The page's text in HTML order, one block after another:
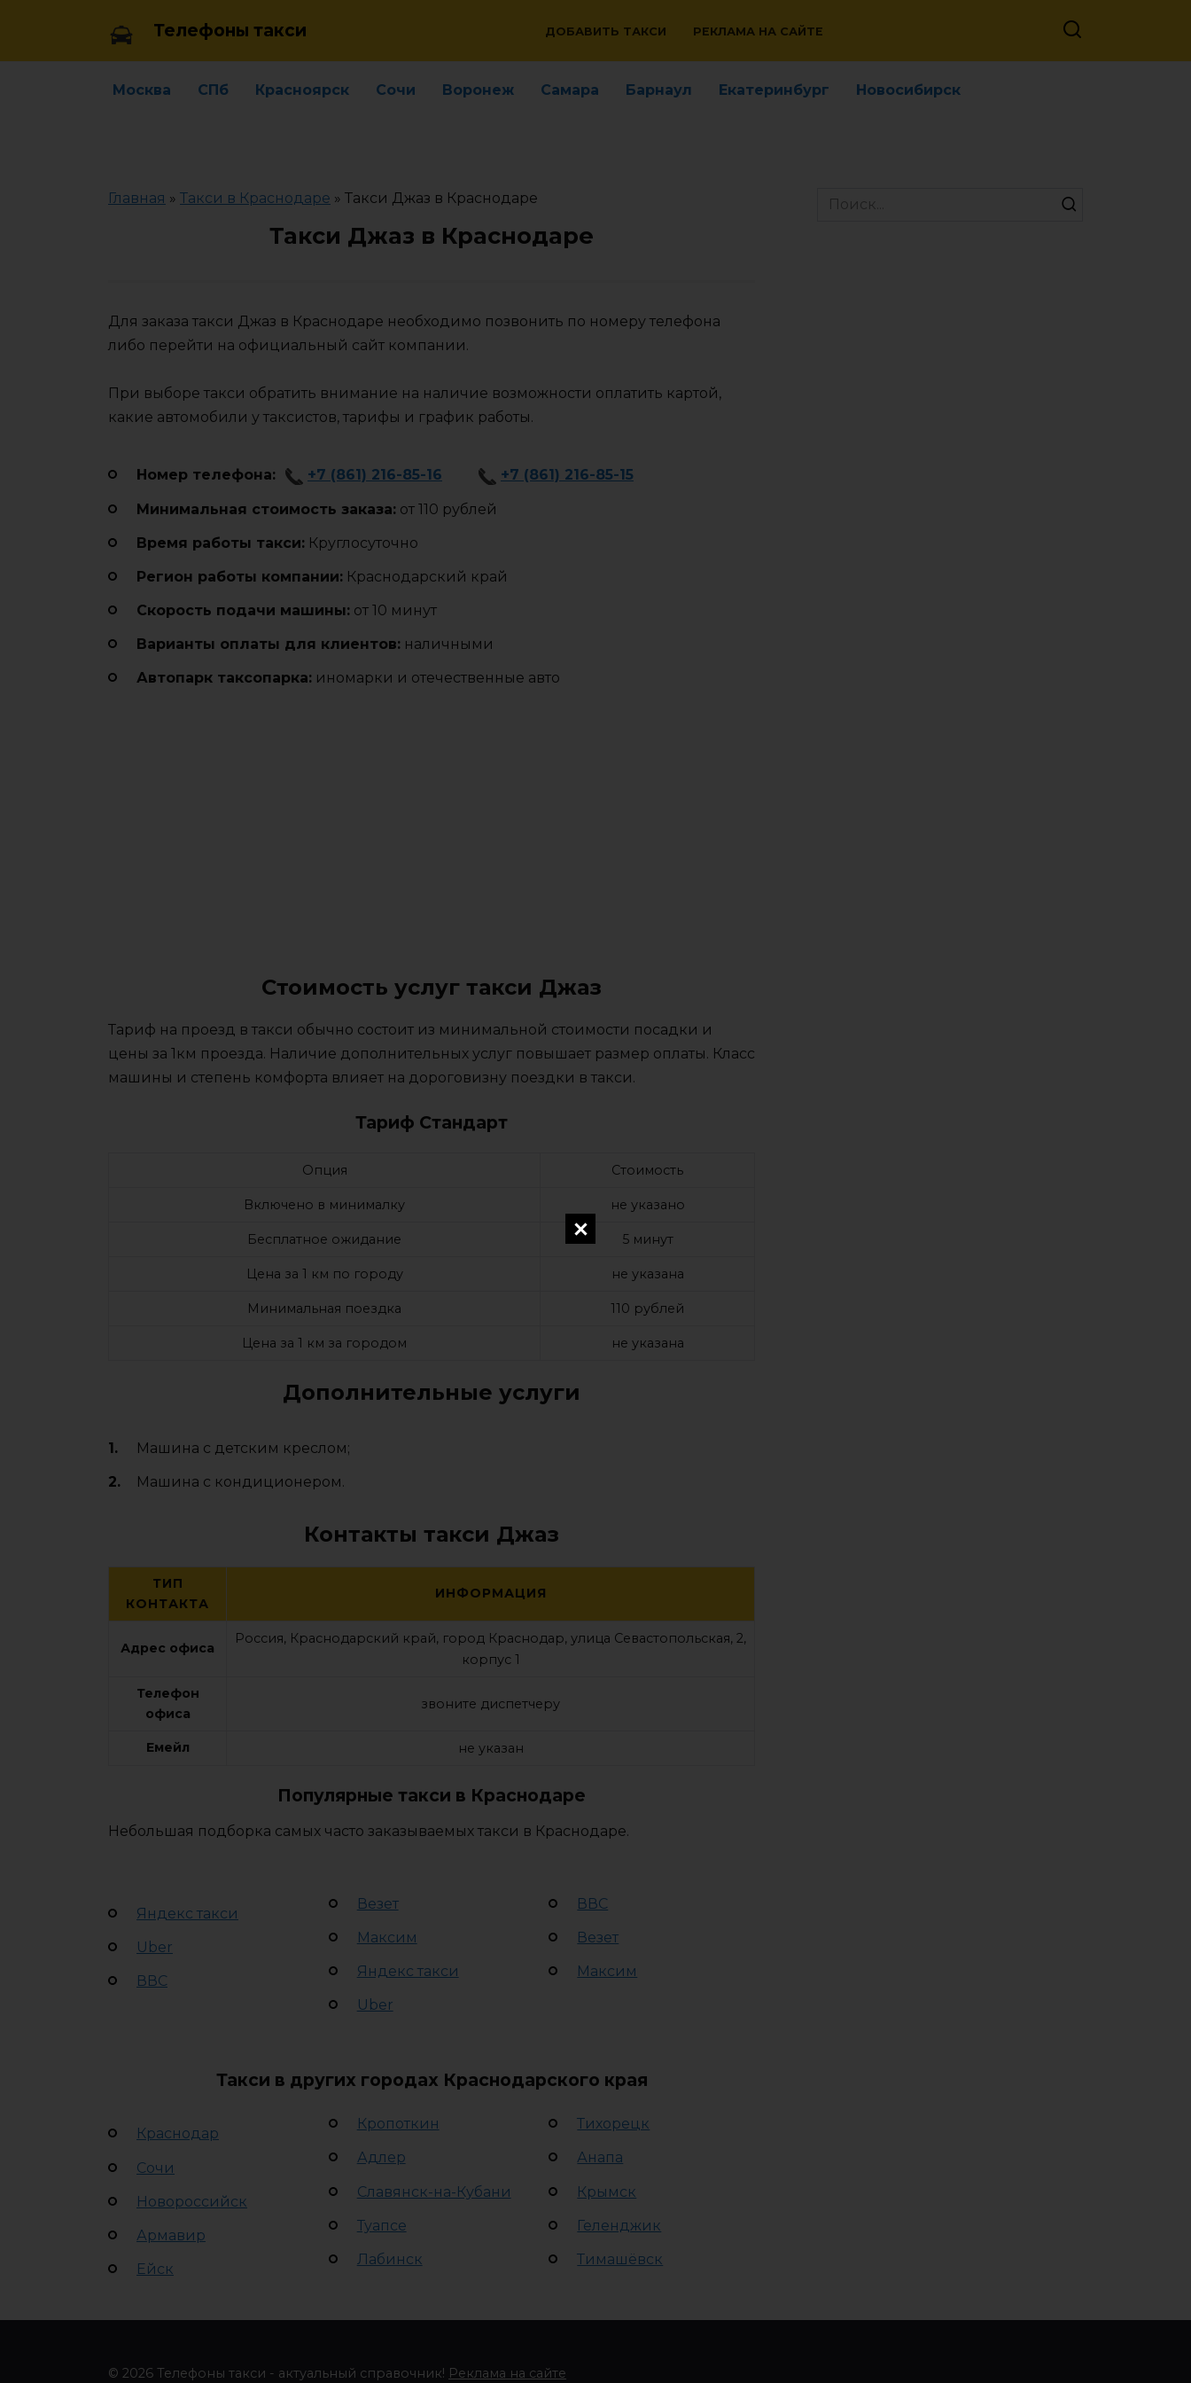
Телефоны такси ДОБАВИТЬ ТАКСИ РЕКЛАМА НА САЙТЕ
Москва СПб Красноярск Сочи Воронеж Самара Барнаул Екатеринбург Новосибирск
Главная » Такси в Краснодаре » Такси Джаз в Краснодаре
Такси Джаз в Краснодаре
Для заказа такси Джаз в Краснодаре необходимо позвонить по номеру телефона
либо перейти на официальный сайт компании.
При выборе такси обратить внимание на наличие возможности оплатить картой,
какие автомобили у таксистов, тарифы и график работы.
Номер телефона: +7 (861) 216-85-16 +7 (861) 216-85-15
Минимальная стоимость заказа: от 110 рублей
Время работы такси: Круглосуточно
Регион работы компании: Краснодарский край
Cкорость подачи машины: от 10 минут
Варианты оплаты для клиентов: наличными
Автопарк таксопарка: иномарки и отечественные авто
Стоимость услуг такси Джаз
Тариф на проезд в такси обычно состоит из минимальной стоимости посадки и
цены за 1км проезда. Наличие дополнительных услуг повышает размер оплаты. Класс
машины и степень комфорта влияет на дороговизну поездки в такси.
Тариф Стандарт
Опция Стоимость
Включено в минималку не указано
Бесплатное ожидание 5 минут
Цена за 1 км по городу не указана
Минимальная поездка 110 рублей
Цена за 1 км за городом не указана
Дополнительные услуги
Машина с детским креслом;
Машина с кондиционером.
Контакты такси Джаз
ТИП
КОНТАКТА
ИНФОРМАЦИЯ
Адрес офиса
Россия, Краснодарский край, город Краснодар, улица Севастопольская, 2,
корпус 1
Телефон
офиса
звоните диспетчеру
Емейл не указан
Популярные такси в Краснодаре
Небольшая подборка самых часто заказываемых такси в Краснодаре.
Яндекс такси
Uber
ВВС
Везет
Максим
Яндекс такси
Uber
ВВС
Везет
Максим
Такси в других городах Краснодарского края
Краснодар
Сочи
Новороссийск
Армавир
Ейск
Кропоткин
Адлер
Славянск-на-Кубани
Туапсе
Лабинск
Тихорецк
Анапа
Крымск
Геленджик
Тимашёвск
Search
© 2026 Телефоны такси - актуальный справочник! Реклама на сайте